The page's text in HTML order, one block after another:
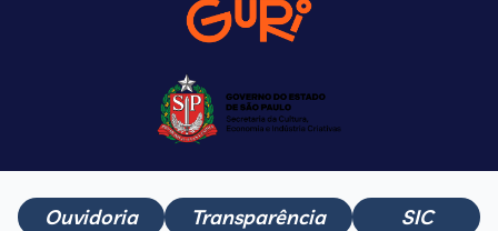
Ouvidoria Transparência SIC